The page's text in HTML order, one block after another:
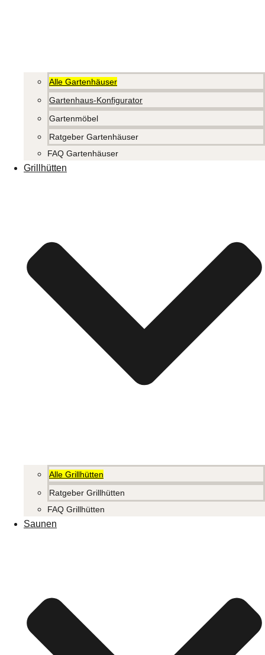
Alle Gartenhäuser
Gartenhaus-Konfigurator
Gartenmöbel
Ratgeber Gartenhäuser
FAQ Gartenhäuser
Grillhütten
Alle Grillhütten
Ratgeber Grillhütten
FAQ Grillhütten
Saunen